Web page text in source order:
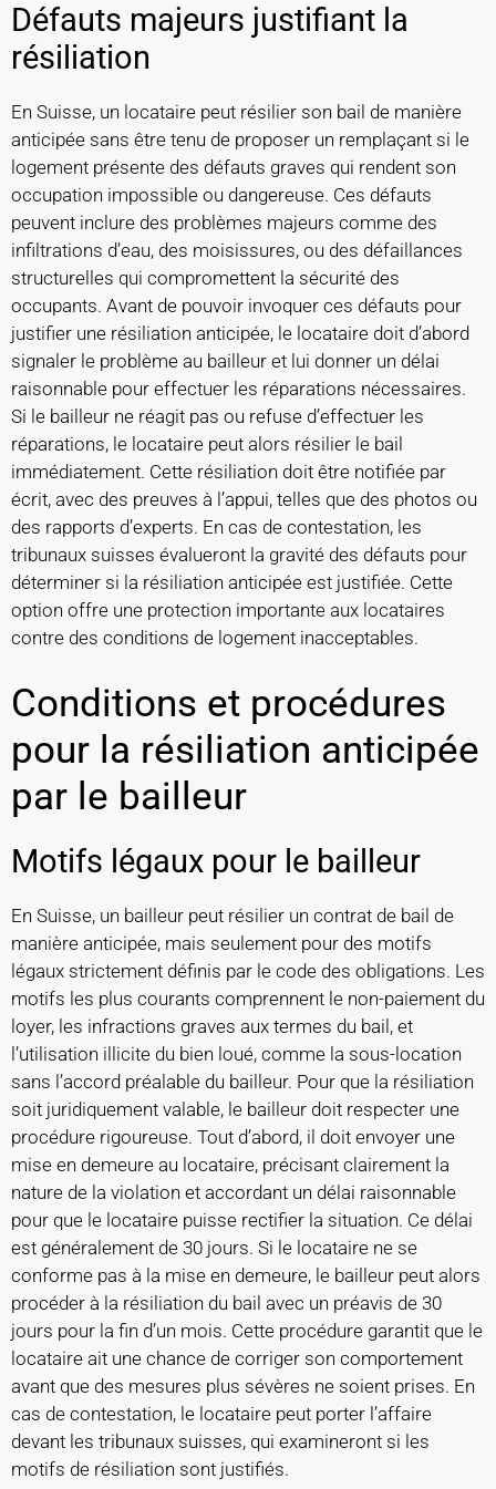
Défauts majeurs justifiant la
résiliation
En Suisse, un locataire peut résilier son bail de manière
anticipée sans être tenu de proposer un remplaçant si le
logement présente des défauts graves qui rendent son
occupation impossible ou dangereuse. Ces défauts
peuvent inclure des problèmes majeurs comme des
infiltrations d’eau, des moisissures, ou des défaillances
structurelles qui compromettent la sécurité des
occupants. Avant de pouvoir invoquer ces défauts pour
justifier une résiliation anticipée, le locataire doit d’abord
signaler le problème au bailleur et lui donner un délai
raisonnable pour effectuer les réparations nécessaires.
Si le bailleur ne réagit pas ou refuse d’effectuer les
réparations, le locataire peut alors résilier le bail
immédiatement. Cette résiliation doit être notifiée par
écrit, avec des preuves à l’appui, telles que des photos ou
des rapports d’experts. En cas de contestation, les
tribunaux suisses évalueront la gravité des défauts pour
déterminer si la résiliation anticipée est justifiée. Cette
option offre une protection importante aux locataires
contre des conditions de logement inacceptables.
Conditions et procédures
pour la résiliation anticipée
par le bailleur
Motifs légaux pour le bailleur
En Suisse, un bailleur peut résilier un contrat de bail de
manière anticipée, mais seulement pour des motifs
légaux strictement définis par le code des obligations. Les
motifs les plus courants comprennent le non-paiement du
loyer, les infractions graves aux termes du bail, et
l’utilisation illicite du bien loué, comme la sous-location
sans l’accord préalable du bailleur. Pour que la résiliation
soit juridiquement valable, le bailleur doit respecter une
procédure rigoureuse. Tout d’abord, il doit envoyer une
mise en demeure au locataire, précisant clairement la
nature de la violation et accordant un délai raisonnable
pour que le locataire puisse rectifier la situation. Ce délai
est généralement de 30 jours. Si le locataire ne se
conforme pas à la mise en demeure, le bailleur peut alors
procéder à la résiliation du bail avec un préavis de 30
jours pour la fin d’un mois. Cette procédure garantit que le
locataire ait une chance de corriger son comportement
avant que des mesures plus sévères ne soient prises. En
cas de contestation, le locataire peut porter l’affaire
devant les tribunaux suisses, qui examineront si les
motifs de résiliation sont justifiés.